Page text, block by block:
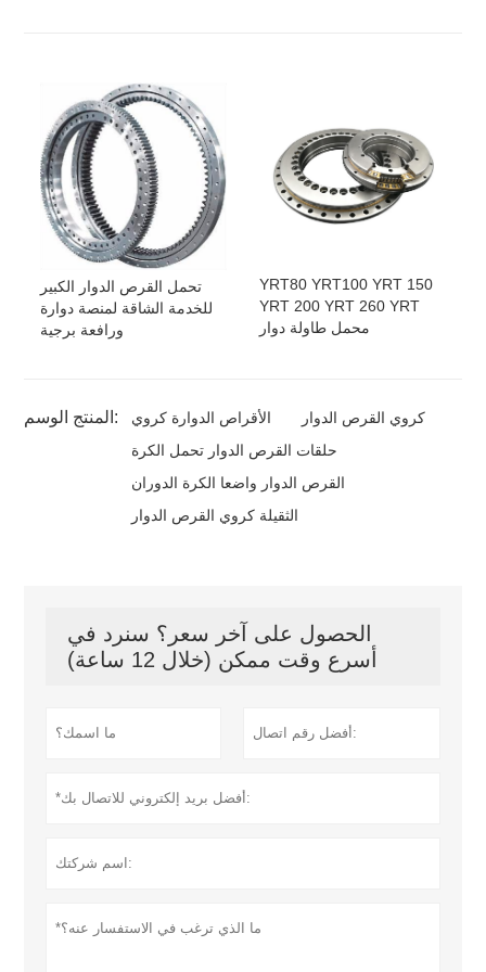
تحمل القرص الدوار الكبير
للخدمة الشاقة لمنصة دوارة
ورافعة برجية
YRT80 YRT100 YRT 150
YRT 200 YRT 260 YRT
محمل طاولة دوار
المنتج الوسم: الأقراص الدوارة كروي
كروي القرص الدوار
حلقات القرص الدوار تحمل الكرة
القرص الدوار واضعا الكرة الدوران
الثقيلة كروي القرص الدوار
الحصول على آخر سعر؟ سنرد في
أسرع وقت ممكن (خلال 12 ساعة)